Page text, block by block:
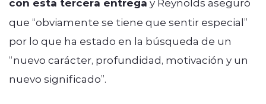
que “obviamente se tiene que sentir especial”
por lo que ha estado en la búsqueda de un
“nuevo carácter, profundidad, motivación y un
nuevo significado”.